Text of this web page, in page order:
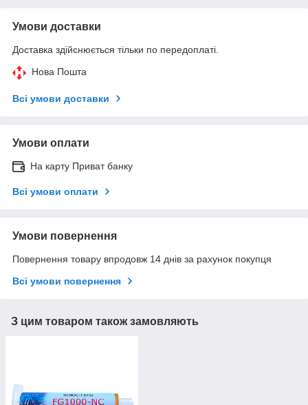
Умови доставки
Доставка здійснюється тільки по передоплаті.
Нова Пошта
Всі умови доставки
Умови оплати
На карту Приват банку
Всі умови оплати
Умови повернення
Повернення товару впродовж 14 днів за рахунок покупця
Всі умови повернення
З цим товаром також замовляють